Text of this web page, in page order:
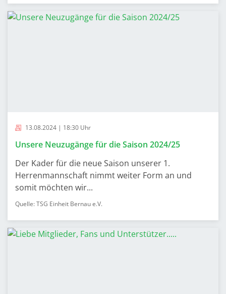
13.08.2024 | 18:30 Uhr
Unsere Neuzugänge für die Saison 2024/25
Der Kader für die neue Saison unserer 1.
Herrenmannschaft nimmt weiter Form an und
somit möchten wir...
Quelle: TSG Einheit Bernau e.V.